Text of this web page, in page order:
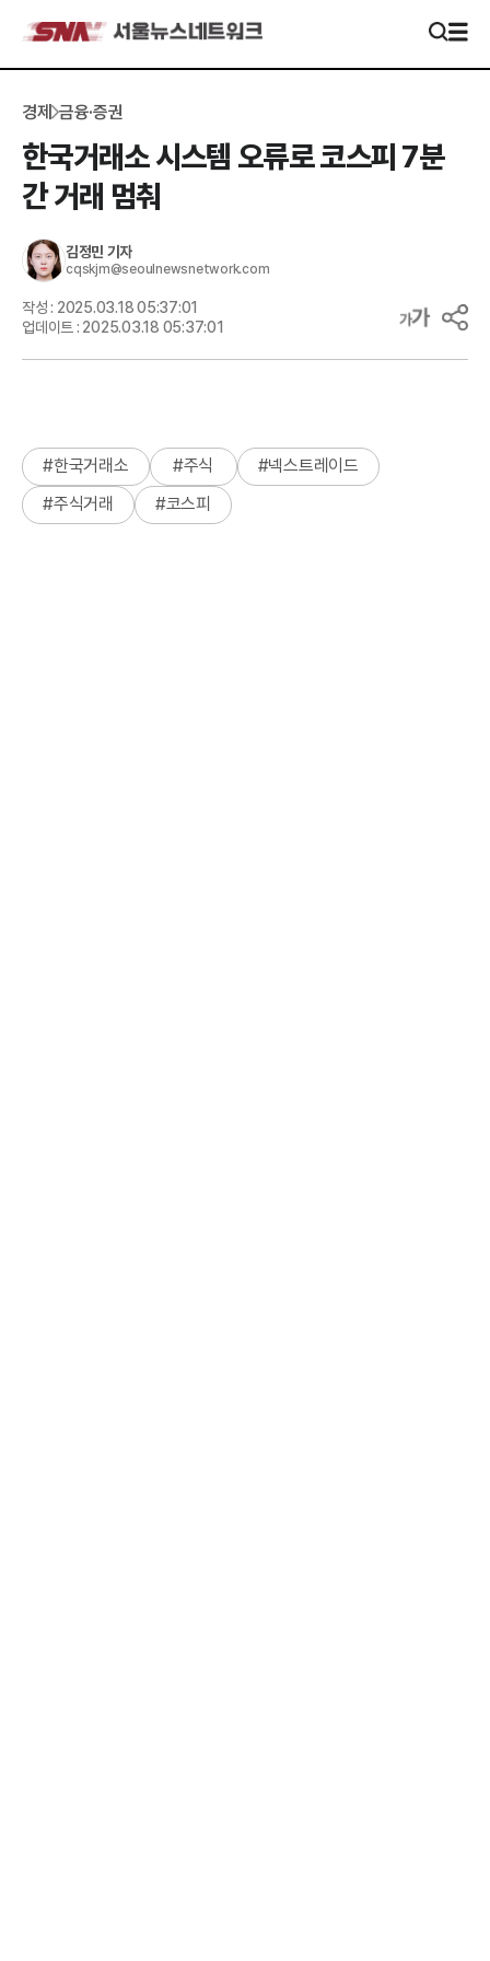
경제 금융·증권
한국거래소 시스템 오류로 코스피 7분
간 거래 멈춰
김정민 기자
cqskjm@seoulnewsnetwork.com
작성 : 2025.03.18 05:37:01
업데이트 : 2025.03.18 05:37:01
#한국거래소 #주식 #넥스트레이드
#주식거래 #코스피